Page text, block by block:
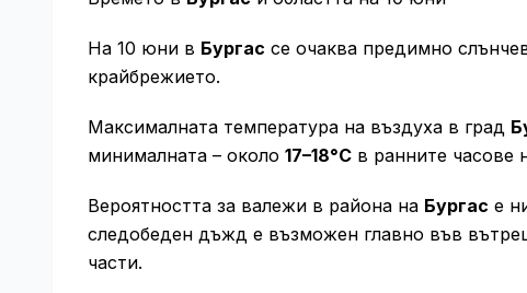
На 10 юни в Бургас се очаква предимно
крайбрежието.
Максималната температура на въздуха в град
минималната – около 17–18°C в ранните часове
Вероятността за валежи в района на Бургас е
следобеден дъжд е възможен главно във
части.